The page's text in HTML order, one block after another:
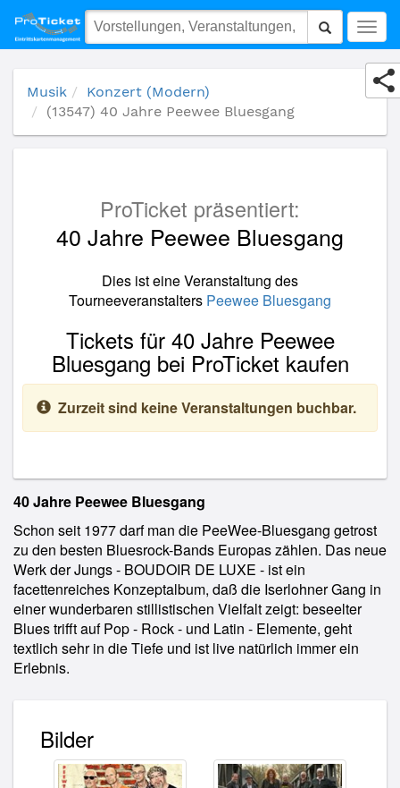
(13547) 40 Jahre Peewee Bluesgang
Musik
Konzert (Modern)
(13547) 40 Jahre Peewee Bluesgang
ProTicket präsentiert:
40 Jahre Peewee Bluesgang
Dies ist eine Veranstaltung des
Tourneeveranstalters Peewee Bluesgang
Tickets für 40 Jahre Peewee
Bluesgang bei ProTicket kaufen
Zurzeit sind keine Veranstaltungen buchbar.
40 Jahre Peewee Bluesgang
Schon seit 1977 darf man die PeeWee-Bluesgang getrost
zu den besten Bluesrock-Bands Europas zählen. Das neue
Werk der Jungs - BOUDOIR DE LUXE - ist ein
facettenreiches Konzeptalbum, daß die Iserlohner Gang in
einer wunderbaren stillistischen Vielfalt zeigt: beseelter
Blues trifft auf Pop - Rock - und Latin - Elemente, geht
textlich sehr in die Tiefe und ist live natürlich immer ein
Erlebnis.
Bilder